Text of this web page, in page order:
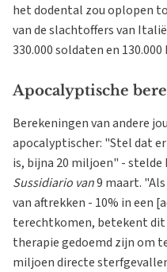
het dodental zou oplopen
van de slachtoffers van
330.000 soldaten en 130.000
Apocalyptische
Berekeningen van andere
apocalyptischer: "Stel dat
is, bijna 20 miljoen" - stelde
Sussidiario van9 maart.
van aftrekken - 10% in een
terechtkomen, betekent dit
therapie gedoemd zijn om
miljoen directe